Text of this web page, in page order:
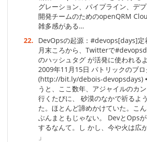
グレーション、パイプライン、デ
開発チームのためのopenQRM
雑多感がある…
22. DevOpsの起源：#devops[days]
月末ころから、Twitterで
のハッシュタグ が活発に使われる
2009年11月15日 パトリックのブロ
(http://bit.ly/debois-devopsdays)
うと、ここ数年、アジャイルのカ
行くたびに、 砂漠のなかで祈るよ
た。ほとんど諦めかけていた。こ
ぶんまともじゃない。 DevとOps
するなんて。し かし、今や火は広
」